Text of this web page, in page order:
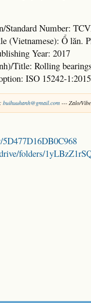
Standard Number:
(Vietnamese): Ổ lăn.
Year: 2017
Title: Rolling
ISO 15242-1:2015
buihuuhanh@gmail.com--- Zalo/
folders/